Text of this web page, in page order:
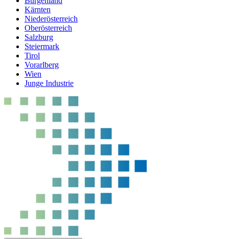
Kärnten
Niederösterreich
Oberösterreich
Salzburg
Steiermark
Tirol
Vorarlberg
Wien
Junge Industrie